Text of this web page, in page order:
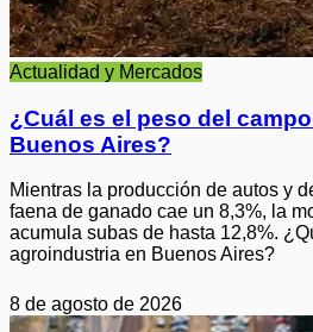
Actualidad y Mercados
¿Cuál es el peso del
Buenos Aires?
Mientras la producción de autos y
faena de ganado cae un 8,3%, la
acumula subas de hasta 12,8%.
agroindustria en Buenos Aires?
8 de agosto de 2026